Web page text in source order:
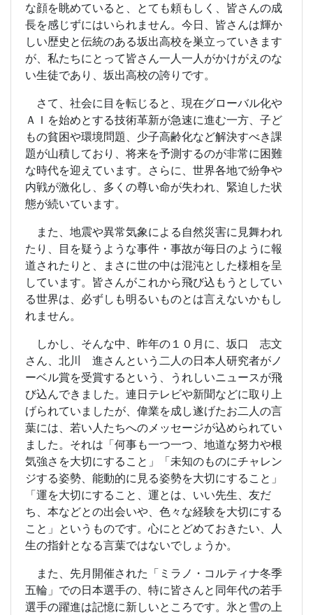
な顔を眺めていると、とても頼もしく、皆さんの成
長を感じずにはいられません。今日、皆さんは輝か
しい歴史と伝統のある坂出高校を巣立っていきます
が、私たちにとって皆さん一人一人がかけがえのな
い生徒であり、坂出高校の誇りです。
さて、社会に目を転じると、現在グローバル化や
ＡＩを始めとする技術革新が急速に進む一方、子ど
もの貧困や環境問題、少子高齢化など解決すべき課
題が山積しており、将来を予測するのが非常に困難
な時代を迎えています。さらに、世界各地で紛争や
内戦が激化し、多くの尊い命が失われ、緊迫した状
態が続いています。
また、地震や異常気象による自然災害に見舞われ
たり、目を疑うような事件・事故が毎日のように報
道されたりと、まさに世の中は混沌とした様相を呈
しています。皆さんがこれから飛び込もうとしてい
る世界は、必ずしも明るいものとは言えないかもし
れません。
しかし、そんな中、昨年の１０月に、坂口 志文
さん、北川 進さんという二人の日本人研究者がノ
ーベル賞を受賞するという、うれしいニュースが飛
び込んできました。連日テレビや新聞などに取り上
げられていましたが、偉業を成し遂げたお二人の言
葉には、若い人たちへのメッセージが込められてい
ました。それは「何事も一つ一つ、地道な努力や根
気強さを大切にすること」「未知のものにチャレン
ジする姿勢、能動的に見る姿勢を大切にすること」
「運を大切にすること、運とは、いい先生、友だ
ち、本などとの出会いや、色々な経験を大切にする
こと」というものです。心にとどめておきたい、人
生の指針となる言葉ではないでしょうか。
また、先月開催された「ミラノ・コルティナ冬季
五輪」での日本選手の、特に皆さんと同年代の若手
選手の躍進は記憶に新しいところです。氷と雪の上